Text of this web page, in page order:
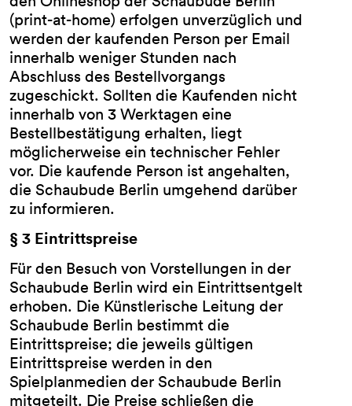
(print-at-home) erfolgen unverzüglich und
werden der kaufenden Person per Email
innerhalb weniger Stunden nach
Abschluss des Bestellvorgangs
zugeschickt. Sollten die Kaufenden nicht
innerhalb von 3 Werktagen eine
Bestellbestätigung erhalten, liegt
möglicherweise ein technischer Fehler
vor. Die kaufende Person ist angehalten,
die Schaubude Berlin umgehend darüber
zu informieren.
§ 3 Eintrittspreise
Für den Besuch von Vorstellungen in der
Schaubude Berlin wird ein Eintrittsentgelt
erhoben. Die Künstlerische Leitung der
Schaubude Berlin bestimmt die
Eintrittspreise; die jeweils gültigen
Eintrittspreise werden in den
Spielplanmedien der Schaubude Berlin
mitgeteilt. Die Preise schließen die